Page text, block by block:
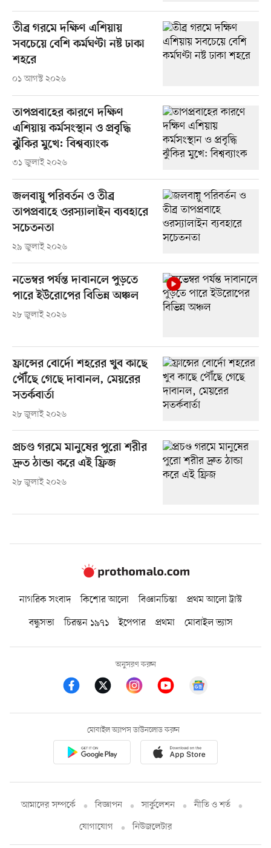
তীব্র গরমে দক্ষিণ এশিয়ায়
সবচেয়ে বেশি কর্মঘণ্টা নষ্ট ঢাকা
শহরে
০১ আগস্ট ২০২৬
তাপপ্রবাহের কারণে দক্ষিণ
এশিয়ায় কর্মসংস্থান ও প্রবৃদ্ধি
ঝুঁকির মুখে: বিশ্বব্যাংক
৩১ জুলাই ২০২৬
জলবায়ু পরিবর্তন ও তীব্র
তাপপ্রবাহে ওরস্যালাইন ব্যবহারে
সচেতনতা
২৯ জুলাই ২০২৬
নভেম্বর পর্যন্ত দাবানলে পুড়তে
পারে ইউরোপের বিভিন্ন অঞ্চল
২৮ জুলাই ২০২৬
ফ্রান্সের বোর্দো শহরের খুব কাছে
পৌঁছে গেছে দাবানল, মেয়রের
সতর্কবার্তা
২৮ জুলাই ২০২৬
প্রচণ্ড গরমে মানুষের পুরো শরীর
দ্রুত ঠান্ডা করে এই ফ্রিজ
২৮ জুলাই ২০২৬
নাগরিক সংবাদ কিশোর আলো বিজ্ঞানচিন্তা
প্রথম আলো ট্রাস্ট
বন্ধুসভা
চিরন্তন ১৯৭১ ইপেপার প্রথমা মোবাইল ভ্যাস
অনুসরণ করুন
মোবাইল অ্যাপস ডাউনলোড করুন
আমাদের সম্পর্কে বিজ্ঞাপন সার্কুলেশন
নীতি ও শর্ত
যোগাযোগ
নিউজলেটার